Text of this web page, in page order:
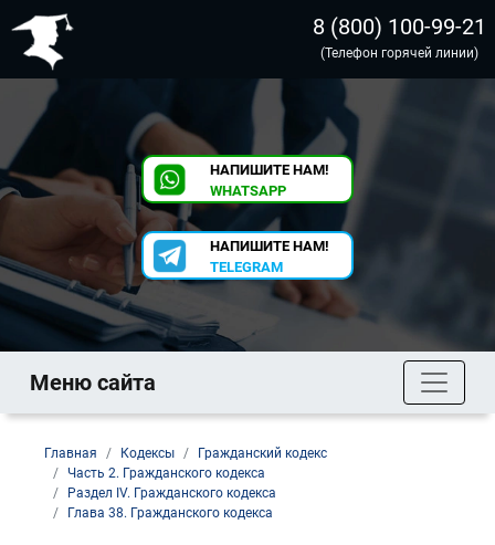
8 (800) 100-99-21
(Телефон горячей линии)
НАПИШИТЕ НАМ!
WHATSAPP
НАПИШИТЕ НАМ!
TELEGRAM
Меню сайта
Главная Кодексы
Гражданский кодекс
Часть 2. Гражданского кодекса
Раздел IV. Гражданского кодекса
Глава 38. Гражданского кодекса